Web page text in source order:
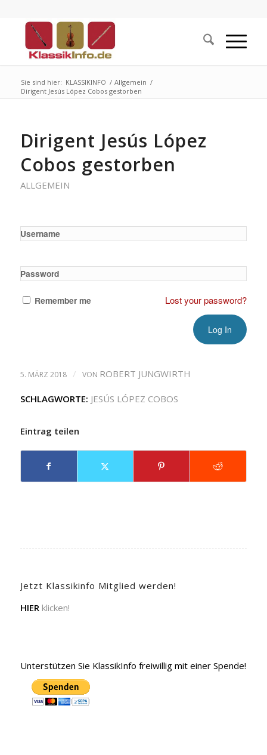
Sie sind hier: KLASSIKINFO / Allgemein /
Dirigent Jesús López Cobos gestorben
Dirigent Jesús López
Cobos gestorben
ALLGEMEIN
Username
Password
Remember me Lost your password?
5. MÄRZ 2018 / VON ROBERT JUNGWIRTH
SCHLAGWORTE: JESÚS LÓPEZ COBOS
Eintrag teilen
Jetzt Klassikinfo Mitglied werden!
HIER klicken!
Unterstützen Sie KlassikInfo freiwillig mit einer Spende!